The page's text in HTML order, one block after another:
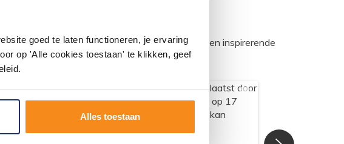
goed te laten functioneren, je ervaring
op 'Alle cookies toestaan' te klikken, geef
Alles toestaan
en tag @megadumpnl. Samen bouwen we een inspirerende
je mee?